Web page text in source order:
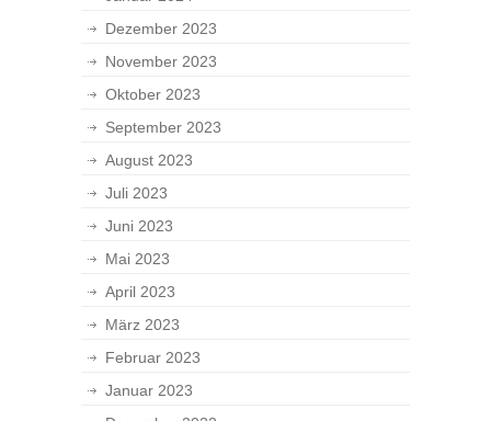
Dezember 2023
November 2023
Oktober 2023
September 2023
August 2023
Juli 2023
Juni 2023
Mai 2023
April 2023
März 2023
Februar 2023
Januar 2023